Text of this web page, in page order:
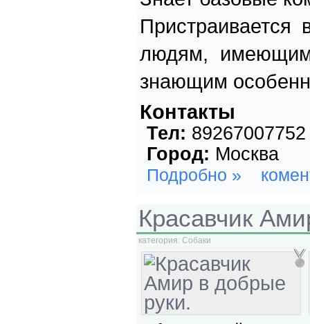
людям, имеющим
знающим
Контакты
Тел: 89267007752
Город: Москва
Подробно »
Красавчик
категория: Собаки